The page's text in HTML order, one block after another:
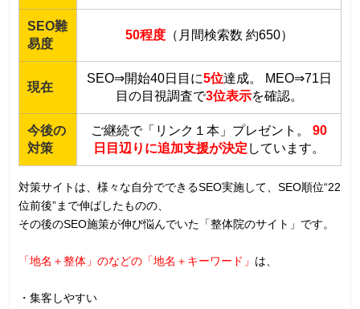
SEO難
易度
50程度（月間検索数 約650）
現在
SEO⇒開始40日目に5位達成。
MEO⇒71日
目の目視調査で3位表示を確認。
今後の
対策
ご継続で「リンク１本」プレゼント。
90
日目辺りに追加支援が決定 しています。
対策サイトは、様々な自分でできるSEO実施して、SEO順位“22
位前後”まで伸ばしたものの、
その後のSEO施策が伸び悩んでいた「整体院のサイト」です。
「地名＋整体」のなどの「地名＋キーワード」 は、
・集客しやすい